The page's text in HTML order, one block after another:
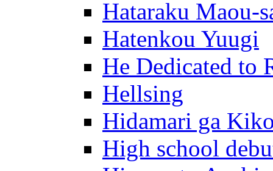
Hataraku Maou-
Hatenkou Yuugi
He Dedicated to
Hellsing
Hidamari ga
High school